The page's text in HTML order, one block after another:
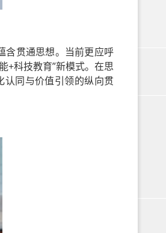
含贯通思想。当前更应呼
+科技教育”新模式。在思
同与价值引领的纵向贯